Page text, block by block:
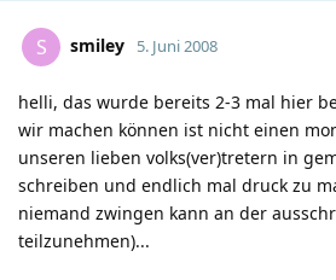
S smiley 5. Juni 2008
helli, das wurde bereits 2-3 mal hier
wir machen können ist nicht einen
unseren lieben volks(ver)tretern in
schreiben und endlich mal druck zu
niemand zwingen kann an der
teilzunehmen)...